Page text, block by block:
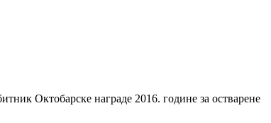
Октобарске награде 2016. године за остварене